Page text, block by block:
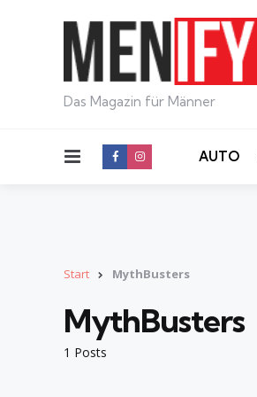
Das Magazin für Männer
Menu AUTO
Start MythBusters
1 Posts
MythBusters